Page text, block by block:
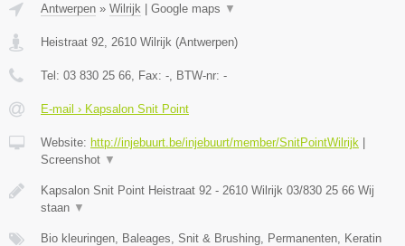
Antwerpen » Wilrijk Google maps ▼
Heistraat 92 2610 Wilrijk (Antwerpen)
Tel: 03 830 25 66 , Fax: - , BTW-nr: -
E-mail › Kapsalon Snit Point
Website: http://injebuurt.be/injebuurt/member/SnitPointWilrijk
Screenshot ▼
Kapsalon Snit Point Heistraat 92 - 2610 Wilrijk 03/830 25 66 Wij
staan ▼
Bio kleuringen, Baleages, Snit & Brushing, Permanenten, Keratin